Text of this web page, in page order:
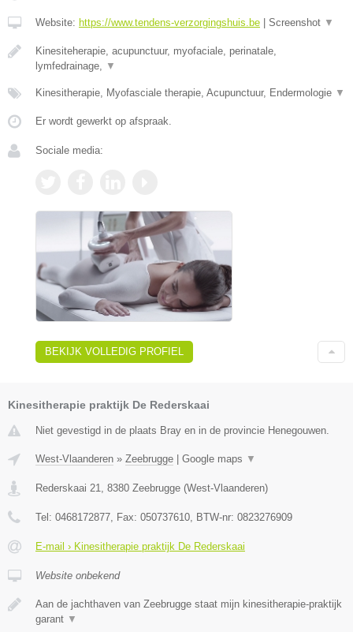
Website: https://www.tendens-verzorgingshuis.be Screenshot ▼
Kinesiteherapie, acupunctuur, myofaciale, perinatale,
lymfedrainage,
▼
Kinesitherapie, Myofasciale therapie, Acupunctuur, Endermologie ▼
Er wordt gewerkt op afspraak.
Sociale media:
BEKIJK VOLLEDIG PROFIEL
Kinesitherapie praktijk De Rederskaai
Niet gevestigd in de plaats Bray en in de provincie Henegouwen.
West-Vlaanderen » Zeebrugge | Google maps ▼
Rederskaai 21 8380 Zeebrugge (West-Vlaanderen)
Tel: 0468172877 , Fax: 050737610 , BTW-nr: 0823276909
E-mail › Kinesitherapie praktijk De Rederskaai
Website onbekend
Aan de jachthaven van Zeebrugge staat mijn kinesitherapie-praktijk
garant ▼